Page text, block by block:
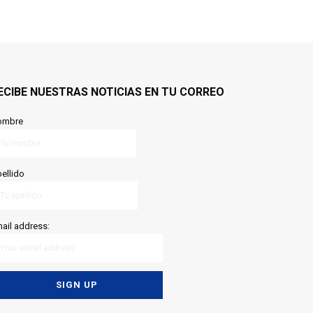
NUESTRAS NOTICIAS EN TU CORREO
address: